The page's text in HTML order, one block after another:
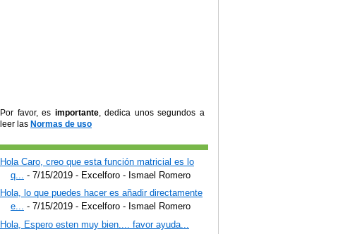
Por favor, es importante, dedica unos segundos a
leer las Normas de uso
Hola Caro, creo que esta función matricial es lo
q...
- 7/15/2019 - Excelforo - Ismael Romero
Hola, lo que puedes hacer es añadir directamente
e... - 7/15/2019 - Excelforo - Ismael Romero
Hola, Espero esten muy bien.... favor ayuda...